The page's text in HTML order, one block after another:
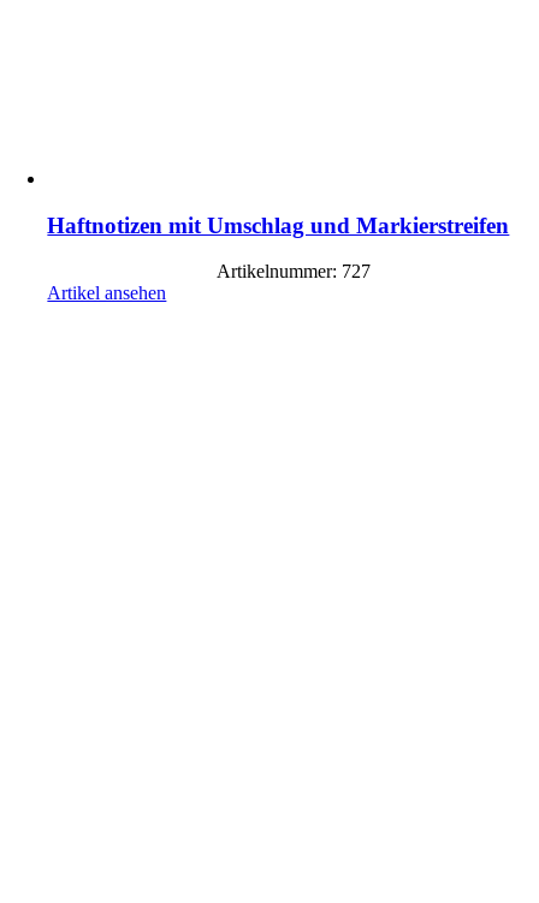
Haftnotizen mit Umschlag und Markierstreifen
Artikelnummer: 727
Artikel ansehen